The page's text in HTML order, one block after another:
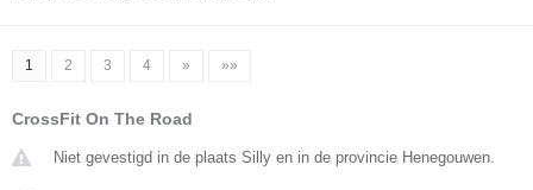
1 2 3 4 » »»
CrossFit On The Road
Niet gevestigd in de plaats Silly en in de provincie Henegouwen.